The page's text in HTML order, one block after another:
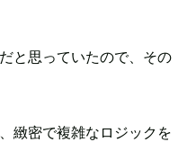
と思っていたので、その
緻密で複雑なロジックを